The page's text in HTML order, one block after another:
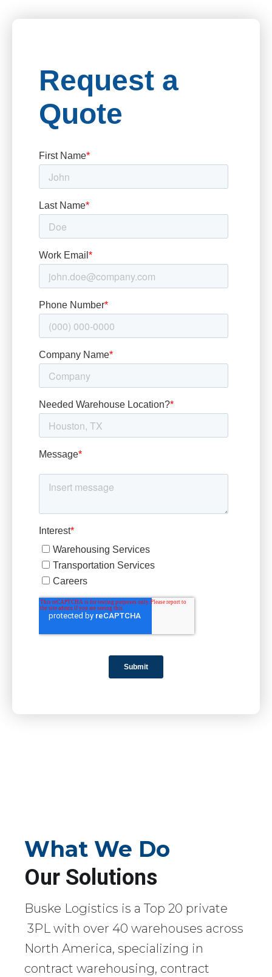
What We Do
Our Solutions
Buske Logistics is a Top 20 private
3PL with over 40 warehouses across
North America, specializing in
contract warehousing, contract